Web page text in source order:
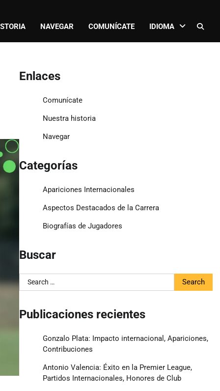
NAVEGAR COMUNÍCATE IDIOMA
Enlaces
Comunícate
Nuestra historia
Navegar
Categorías
Apariciones Internacionales
Aspectos Destacados de la Carrera
Biografías de Jugadores
Buscar
Search
for:
Publicaciones recientes
Gonzalo Plata: Impacto internacional, Apariciones,
Contribuciones
Antonio Valencia: Éxito en la Premier League,
Partidos Internacionales, Honores de Club